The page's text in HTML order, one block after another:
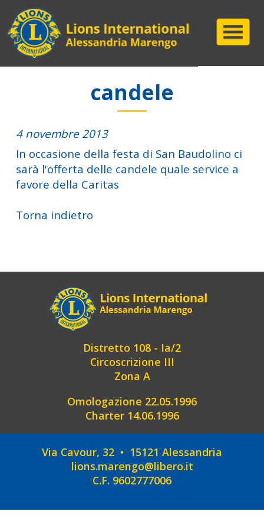
candele
4 novembre 2013
In occasione della festa di San Baudolino ci
sarà l'offerta delle candele quale service a
favore della Caritas
Torna indietro
Distretto 108 - Ia/2
Circoscrizione III
Zona A
Omologazione 22.05.1996
Charter 14.06.1996
Via Cavour, 32 • 15121 Alessandria
lions.marengo@libero.it
C.F. 9602777006